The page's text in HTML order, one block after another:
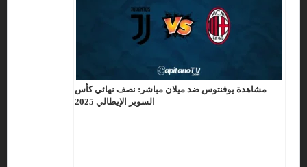
مشاهدة يوفنتوس ضد ميلان مباشر: نصف نهائي كأس
السوبر الإيطالي 2025